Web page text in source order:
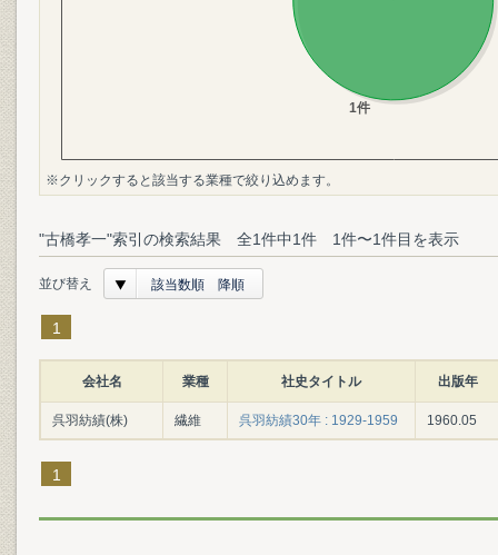
※クリックすると該当する業種で絞り込めます。
"古橋孝一"索引の検索結果 全1件中1件 1件〜1件目を表示
並び替え 該当数順 降順
1
会社名 業種 社史タイトル 出版年
呉羽紡績(株) 繊維 呉羽紡績30年 : 1929-1959 1960.05
1